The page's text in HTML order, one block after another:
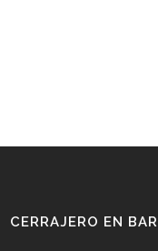
CERRAJERO EN